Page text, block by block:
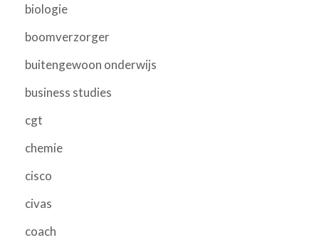
biologie
boomverzorger
buitengewoon onderwijs
business studies
cgt
chemie
cisco
civas
coach